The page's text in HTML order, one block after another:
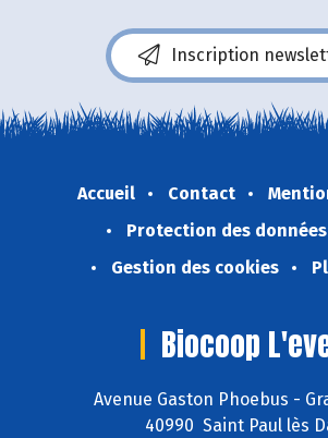
Inscription
Accueil Contact
Protection des données
Gestion des cookies
Biocoop
Avenue Gaston Phoebus -
40990 Saint Paul lès